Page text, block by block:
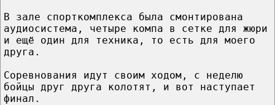
В зале спорткомплекса была смонтирована
аудиосистема, четыре компа в сетке для жюри
и ещё один для техника, то есть для моего
друга.
Соревнования идут своим ходом, с неделю
бойцы друг друга колотят, и вот наступает
финал.